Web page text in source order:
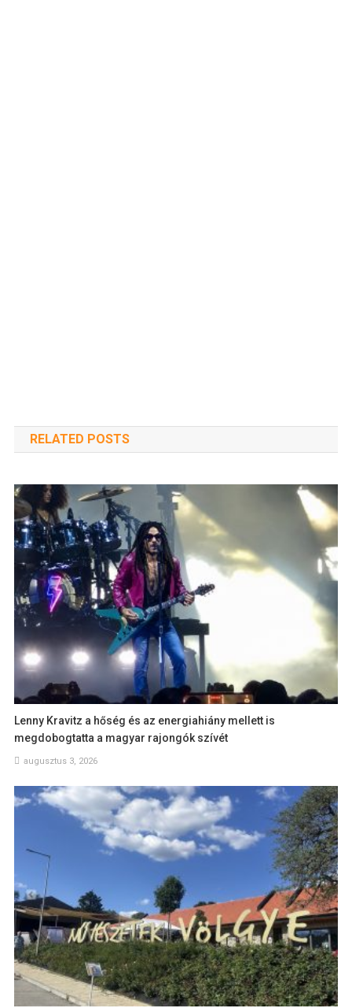
RELATED POSTS
Lenny Kravitz a hőség és az energiahiány mellett is
megdobogtatta a magyar rajongók szívét
augusztus 3, 2026